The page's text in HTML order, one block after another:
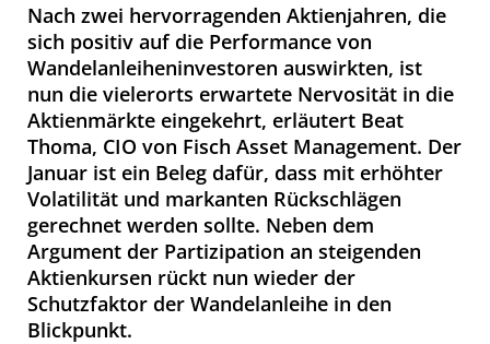
Nach zwei hervorragenden Aktienjahren, die
sich positiv auf die Performance von
Wandelanleiheninvestoren auswirkten, ist
nun die vielerorts erwartete Nervosität in die
Aktienmärkte eingekehrt, erläutert Beat
Thoma, CIO von Fisch Asset Management. Der
Januar ist ein Beleg dafür, dass mit erhöhter
Volatilität und markanten Rückschlägen
gerechnet werden sollte. Neben dem
Argument der Partizipation an steigenden
Aktienkursen rückt nun wieder der
Schutzfaktor der Wandelanleihe in den
Blickpunkt.